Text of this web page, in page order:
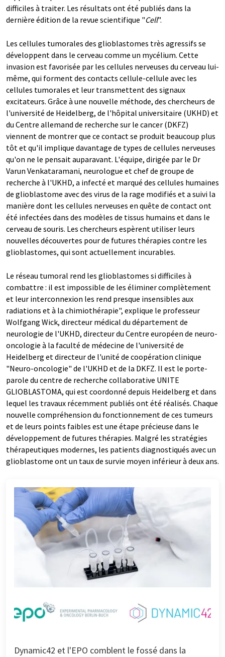
difficiles à traiter. Les résultats ont été publiés dans la
dernière édition de la revue scientifique "Cell".
Les cellules tumorales des glioblastomes très agressifs se
développent dans le cerveau comme un mycélium. Cette
invasion est favorisée par les cellules nerveuses du cerveau lui-
même, qui forment des contacts cellule-cellule avec les
cellules tumorales et leur transmettent des signaux
excitateurs. Grâce à une nouvelle méthode, des chercheurs de
l'université de Heidelberg, de l'hôpital universitaire (UKHD) et
du Centre allemand de recherche sur le cancer (DKFZ)
viennent de montrer que ce contact se produit beaucoup plus
tôt et qu'il implique davantage de types de cellules nerveuses
qu'on ne le pensait auparavant. L'équipe, dirigée par le Dr
Varun Venkataramani, neurologue et chef de groupe de
recherche à l'UKHD, a infecté et marqué des cellules humaines
de glioblastome avec des virus de la rage modifiés et a suivi la
manière dont les cellules nerveuses en quête de contact ont
été infectées dans des modèles de tissus humains et dans le
cerveau de souris. Les chercheurs espèrent utiliser leurs
nouvelles découvertes pour de futures thérapies contre les
glioblastomes, qui sont actuellement incurables.
Le réseau tumoral rend les glioblastomes si difficiles à
combattre : il est impossible de les éliminer complètement
et leur interconnexion les rend presque insensibles aux
radiations et à la chimiothérapie", explique le professeur
Wolfgang Wick, directeur médical du département de
neurologie de l'UKHD, directeur du Centre européen de neuro-
oncologie à la faculté de médecine de l'université de
Heidelberg et directeur de l'unité de coopération clinique
"Neuro-oncologie" de l'UKHD et de la DKFZ. Il est le porte-
parole du centre de recherche collaborative UNITE
GLIOBLASTOMA, qui est coordonné depuis Heidelberg et dans
lequel les travaux récemment publiés ont été réalisés. Chaque
nouvelle compréhension du fonctionnement de ces tumeurs
et de leurs points faibles est une étape précieuse dans le
développement de futures thérapies. Malgré les stratégies
thérapeutiques modernes, les patients diagnostiqués avec un
glioblastome ont un taux de survie moyen inférieur à deux ans.
Dynamic42 et l'EPO comblent le fossé dans la